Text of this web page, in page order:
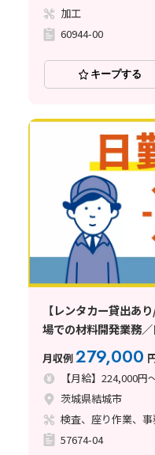
加工
60944-00
キープする
【レンタカー貸出あ
場での材料開発業務
月収例279,000
【月給】224,000円
茨城県結城市
検査、座り作業、
57674-04